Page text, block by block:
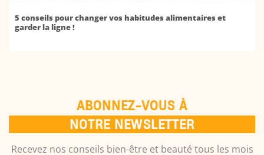
5 conseils pour changer vos habitudes alimentaires et
garder la ligne !
ABONNEZ-VOUS À
NOTRE NEWSLETTER
Recevez nos conseils bien-être et beauté tous les mois